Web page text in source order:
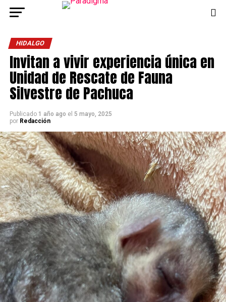
HIDALGO
Invitan a vivir experiencia única en
Unidad de Rescate de Fauna
Silvestre de Pachuca
Publicado 1 año ago el 5 mayo, 2025
por Redacción